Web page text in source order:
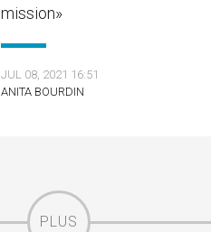
mission»
JUL 08, 2021 16:51
ANITA BOURDIN
PLUS